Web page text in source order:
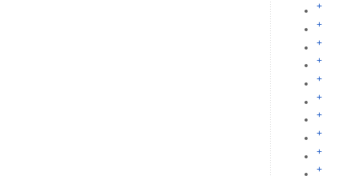
+
+
+
+
+
+
+
+
+
+